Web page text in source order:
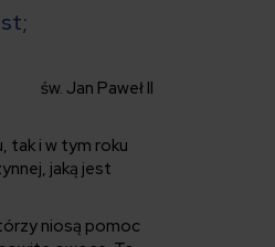
św. Jan Paweł II
tak i w tym roku
jaką jest
niosą pomoc